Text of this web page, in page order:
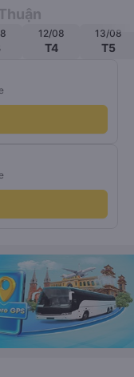
12/08
T4
13/08
T5